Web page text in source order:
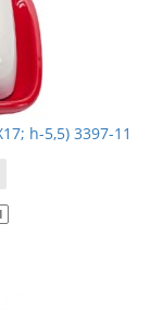
h-5,5) 3397-11